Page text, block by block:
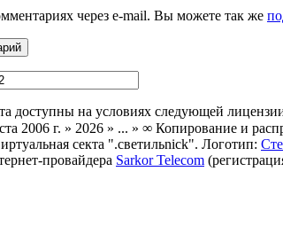
через e-mail. Вы можете так же
доступны на условиях следующей
2006 г. » 2026 » ... » ∞ Копирование и
секта ".светильnick". Логотип:
провайдера Sarkor Telecom